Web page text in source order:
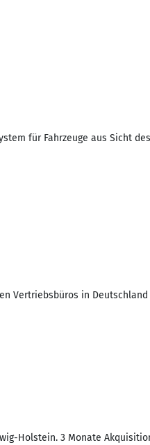
für Fahrzeuge aus Sicht
Vertriebsbüros in Deutschland
Holstein. 3 Monate